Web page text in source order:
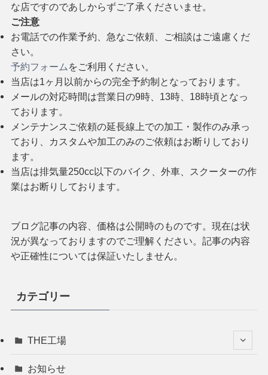
な店ですのであしからずご了承くださいませ。
ご注意
お電話での作業予約、急なご依頼、ご相談はご遠慮くだ
さい。
予約フォーム をご利用ください。
当店は1ヶ月以前からの完全予約制となっております。
メールの対応時間は営業日の9時、13時、18時頃となっ
ております。
メンテナンスご依頼の延長線上での加工・製作のみ承っ
ており、カスタムや加工のみのご依頼はお断りしており
ます。
当店は排気量250cc以下のバイク、外車、スクーターの作
業はお断りしております。
ブログ記事の内容、価格は公開時のものです。現在は状
況が異なっておりますのでご理解ください。記事の内容
や正確性については保証いたしません。
カテゴリー
THE工場
お知らせ